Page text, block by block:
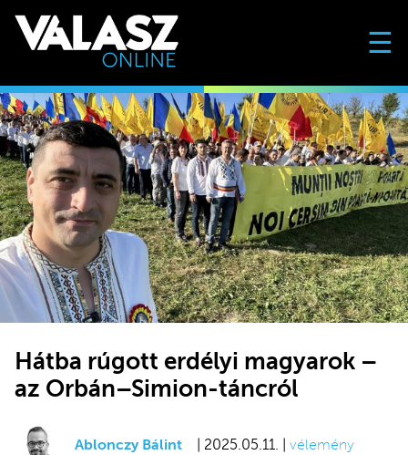
☰
Hátba rúgott erdélyi magyarok –
az Orbán–Simion-táncról
Ablonczy Bálint | 2025.05.11. | vélemény